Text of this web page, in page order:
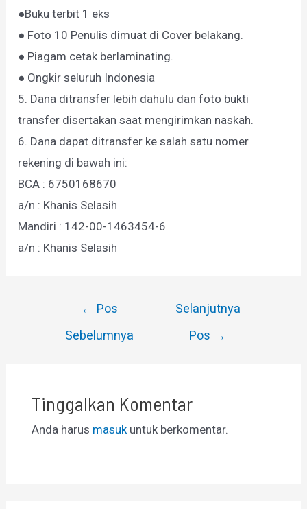
●Buku terbit 1 eks
● Foto 10 Penulis dimuat di Cover belakang.
● Piagam cetak berlaminating.
● Ongkir seluruh Indonesia
5. Dana ditransfer lebih dahulu dan foto bukti
transfer disertakan saat mengirimkan naskah.
6. Dana dapat ditransfer ke salah satu nomer
rekening di bawah ini:
BCA : 6750168670
a/n : Khanis Selasih
Mandiri : 142-00-1463454-6
a/n : Khanis Selasih
← Pos
Sebelumnya
Selanjutnya
Pos →
Tinggalkan Komentar
Anda harus masukuntuk berkomentar.